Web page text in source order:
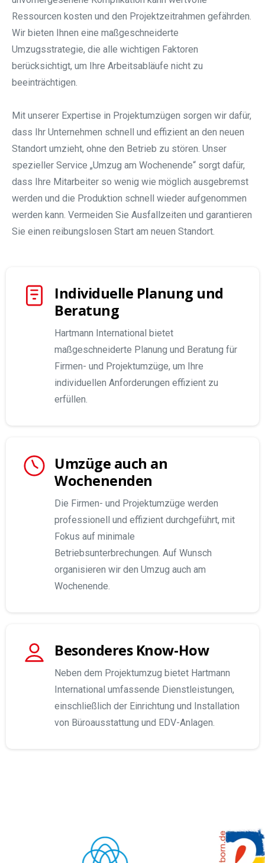
Ressourcen kosten und den Projektzeitrahmen gefährden.
Wir bieten Ihnen eine maßgeschneiderte
Umzugsstrategie, die alle wichtigen Faktoren
berücksichtigt, um Ihre Arbeitsabläufe nicht zu
beeinträchtigen.
Mit unserer Expertise in Projektumzügen sorgen wir dafür,
dass Ihr Unternehmen schnell und effizient an den neuen
Standort umzieht, ohne den Betrieb zu stören. Unser
spezieller Service „Umzug am Wochenende“ sorgt dafür,
dass Ihre Mitarbeiter so wenig wie möglich ausgebremst
werden und die Produktion schnell wieder aufgenommen
werden kann. Vermeiden Sie Ausfallzeiten und garantieren
Sie einen reibungslosen Start am neuen Standort.
Individuelle Planung und
Beratung
Hartmann International bietet
maßgeschneiderte Planung und Beratung für
Firmen- und Projektumzüge, um Ihre
individuellen Anforderungen effizient zu
erfüllen.
Umzüge auch an
Wochenenden
Die Firmen- und Projektumzüge werden
professionell und effizient durchgeführt, mit
Fokus auf minimale
Betriebsunterbrechungen. Auf Wunsch
organisieren wir den Umzug auch am
Wochenende.
Besonderes Know-How
Neben dem Projektumzug bietet Hartmann
International umfassende Dienstleistungen,
einschließlich der Einrichtung und Installation
von Büroausstattung und EDV-Anlagen.